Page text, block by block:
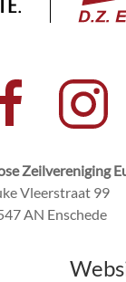
Zeilvereniging
Vleerstraat 99
AN Enschede